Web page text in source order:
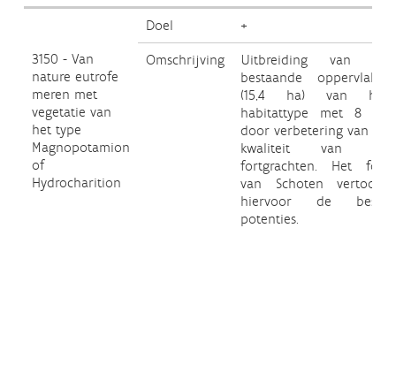
Doel
+
3150 - Van
nature eutrofe
meren met
vegetatie van
het type
Magnopotamion
of
Hydrocharition
Omschrijving
Uitbreiding van de
bestaande oppervlakte
(15,4 ha) van het
habitattype met 8 ha
door verbetering van de
kwaliteit van de
fortgrachten. Het fort
van Schoten vertoont
hiervoor de beste
potenties.